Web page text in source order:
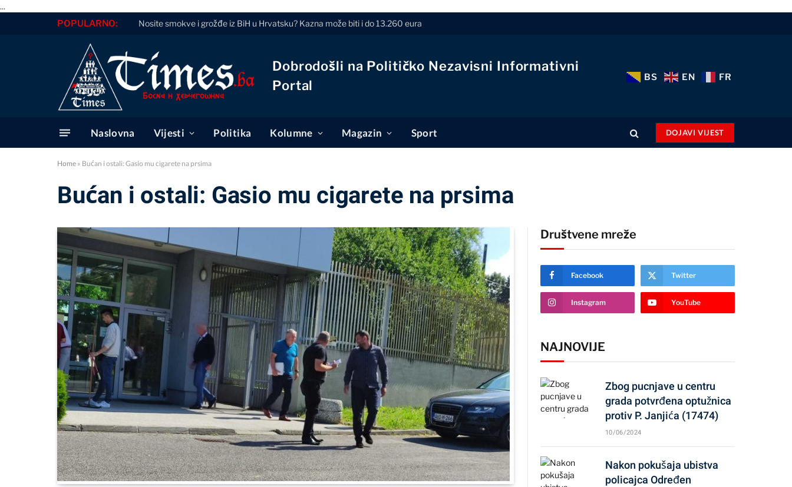
...
POPULARNO: Nosite smokve i grožđe iz BiH u Hrvatsku? Kazna može biti i do 13.260 eura
Dobrodošli na Političko Nezavisni Informativni
Portal
BS EN FR
Naslovna Vijesti Politika Kolumne Magazin Sport DOJAVI VIJEST
Home » Bućan i ostali: Gasio mu cigarete na prsima
Bućan i ostali: Gasio mu cigarete na prsima
Društvene mreže
Facebook Twitter
Instagram YouTube
NAJNOVIJE
Zbog pucnjave u centru
grada potvrđena optužnica
protiv P. Janjića (17474)
10/06/2024
Nakon pokušaja ubistva
policajca Određen